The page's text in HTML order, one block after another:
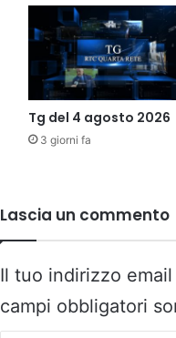
Tg del 4 agosto 2026
3 giorni fa
Lascia un commento
Il tuo indirizzo
campi obbligatori